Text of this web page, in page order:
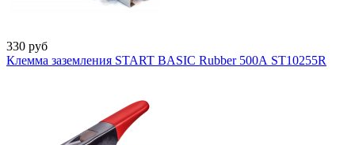
330 руб
Клемма заземления START BASIC Rubber 500А ST10255R